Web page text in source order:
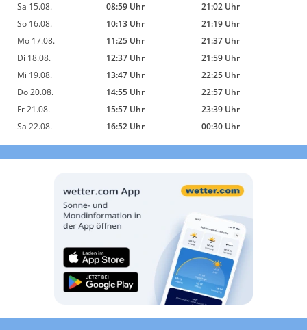
Sa 15.08.
08:59 Uhr
21:02 Uhr
So 16.08.
10:13 Uhr
21:19 Uhr
Mo 17.08.
11:25 Uhr
21:37 Uhr
Di 18.08.
12:37 Uhr
21:59 Uhr
Mi 19.08.
13:47 Uhr
22:25 Uhr
Do 20.08.
14:55 Uhr
22:57 Uhr
Fr 21.08.
15:57 Uhr
23:39 Uhr
Sa 22.08.
16:52 Uhr 00:30 Uhr